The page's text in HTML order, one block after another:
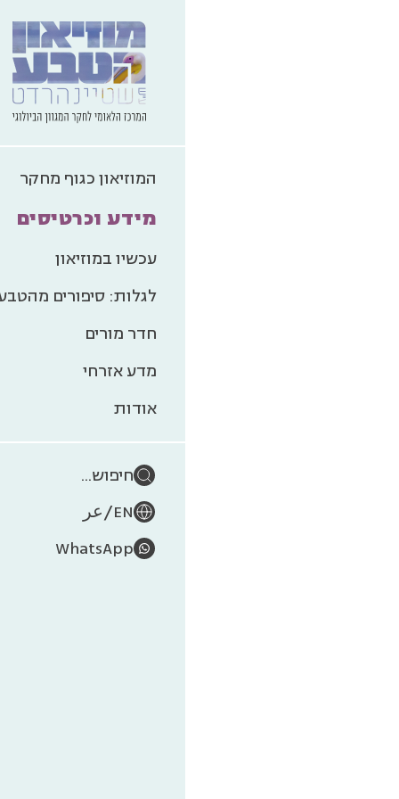
המוזיאון כגוף מחקר
מידע וכרטיסים
עכשיו במוזיאון
לגלות: סיפורים
חדר מורים
מדע אזרחי
אודות
חיפוש...
EN
/عر
WhatsApp